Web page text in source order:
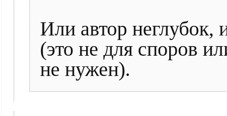
Или автор неглубок,
(это не для споров
не нужен).